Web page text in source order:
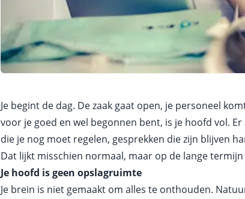
Je begint de dag. De zaak gaat open, je personeel
voor je goed en wel begonnen bent, is je hoofd vol.
die je nog moet regelen, gesprekken die zijn blijven
Dat lijkt misschien normaal, maar op de lange
Je hoofd is geen opslagruimte
Je brein is niet gemaakt om alles te onthouden.